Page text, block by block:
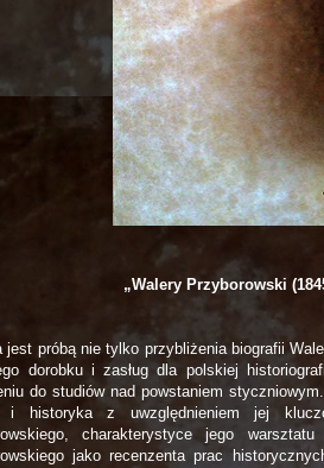
„Walery Przyborowski
jest próbą nie tylko przybliżenia biografii
dorobku i zasług dla polskiej
do studiów nad powstaniem
i historyka z uwzględnieniem jej
charakterystyce jego
jako recenzenta prac